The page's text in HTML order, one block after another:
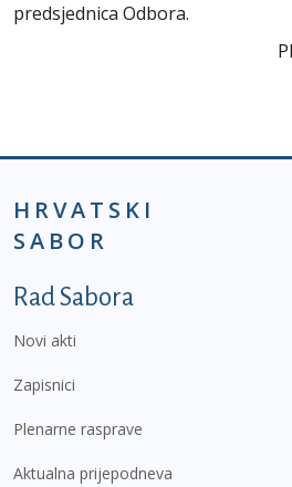
predsjednica Odbora.
HRVATSKI
SABOR
Podnožje prvi izbornik
Rad Sabora
Novi akti
Zapisnici
Plenarne rasprave
Aktualna prijepodneva